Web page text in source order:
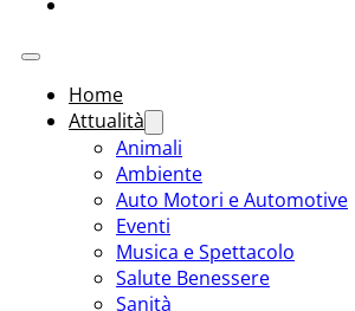
Home
Attualità
Animali
Ambiente
Auto Motori e Automotive
Eventi
Musica e Spettacolo
Salute Benessere
Sanità